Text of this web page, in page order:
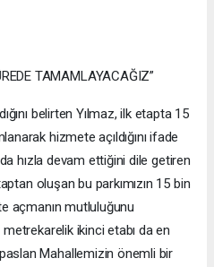
TAMAMLAYACAĞIZ”
belirten Yılmaz, ilk etapta 15
hizmete açıldığını ifade
hızla devam ettiğini dile getiren
oluşan bu parkımızın 15 bin
açmanın mutluluğunu
ikinci etabı da en
Mahallemizin önemli bir